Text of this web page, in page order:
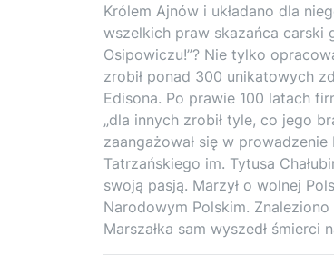
Królem Ajnów i układano dla
wszelkich praw skazańca carski
Osipowiczu!”? Nie tylko
zrobił ponad 300 unikatowych
Edisona. Po prawie 100 latach
„dla innych zrobił tyle, co jego
zaangażował się w
Tatrzańskiego im. Tytusa
swoją pasją. Marzył o wolnej
Narodowym Polskim.
Marszałka sam wyszedł